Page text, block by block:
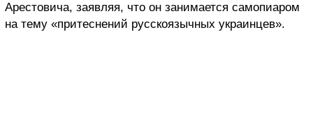
Арестовича, заявляя, что он занимается самопиаром
на тему «притеснений русскоязычных украинцев».